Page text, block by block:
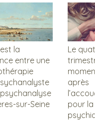
la
entre une
sur-Seine
Le
après
pour